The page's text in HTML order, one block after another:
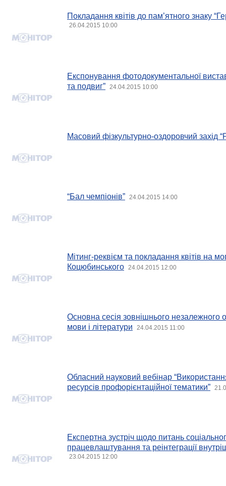
Покладання квітів до пам’ятного знаку
26.04.2015 10:00
Експонування фотодокументальної
та подвиг”
24.04.2015 10:00
Масовий фізкультурно-оздоровчий захід
“Бал чемпіонів” 24.04.2015 14:00
Мітинг-реквієм та покладання квітів на
Коцюбинського
24.04.2015 12:00
Основна сесія зовнішнього незалежного
мови і літератури
24.04.2015 11:00
Обласний науковий вебінар
ресурсів профорієнтаційної тематики”
Експертна зустріч щодо питань
працевлаштування та реінтеграції
23.04.2015 12:00